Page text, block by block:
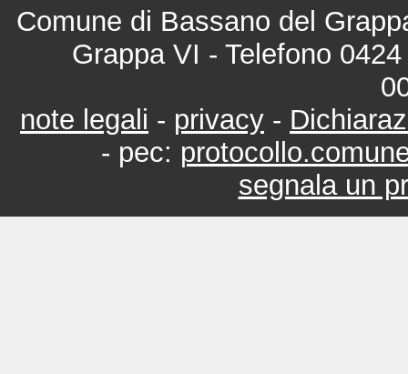
Comune di Bassano del
Grappa VI - Telefono
note legali - privacy -
- pec:
segnala un